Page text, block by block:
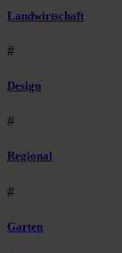
Landwirtschaft
#
Design
#
Regional
#
Garten